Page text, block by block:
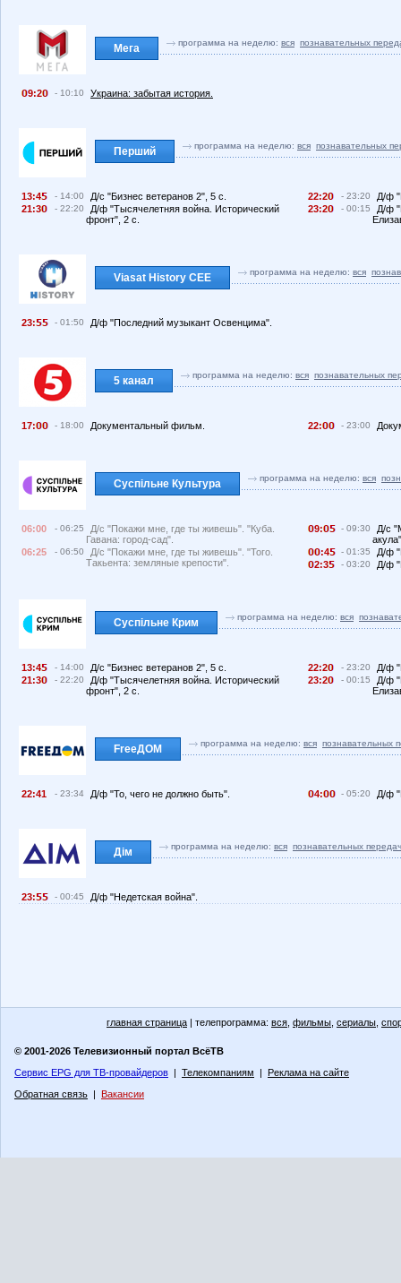
Мега программа на неделю: вся познавательных
9:2 - 10:10 Украина: забытая история.
Перший программа на неделю: вся познавательных
13:4 - 14:00
Д/с "Бизнес ветеранов 2", 5 с.
21:3
- 22:20
Д/ф "Тысячелетняя война. Исторический
фронт", 2 с.
22:2 - 23:20
Д/ф
23:2
- 00:15
Д/ф
Viasat History CEE программа на неделю: вся
23: - 01:50 Д/ф "Последний музыкант Освенцима".
5 канал программа на неделю: вся познавательных
17: - 18:00 Документальный фильм. 22: - 23:00
Суспільне Культура программа на неделю: вся
06:00 - 06:25
Д/с "Покажи мне, где ты живешь". "Куба.
Гавана: город-сад".
06:25
- 06:50
Д/с "Покажи мне, где ты живешь". "Того.
Такьента: земляные крепости".
9: - 09:30
Д/с
:4
- 01:35
Д/ф
2:3
- 03:20 Д/ф
Суспільне Крим программа на неделю: вся
13:4 - 14:00
Д/с "Бизнес ветеранов 2", 5 с.
21:3
- 22:20
Д/ф "Тысячелетняя война. Исторический
фронт", 2 с.
22:2 - 23:20
Д/ф
23:2
- 00:15
Д/ф
FreeДОМ программа на неделю: вся познавательных
22:41 - 23:34 Д/ф "То, чего не должно быть". 4: - 05:20 Д/ф
Дім программа на неделю: вся познавательных передач
23: - 00:45 Д/ф "Недетская война".
главная страница | телепрограмма: вся фильмы сериалы
© 2001-2026 Телевизионный портал ВсёТВ
Сервис EPG для ТВ-провайдеров | Телекомпаниям | Реклама на сайте
Обратная связь | Вакансии